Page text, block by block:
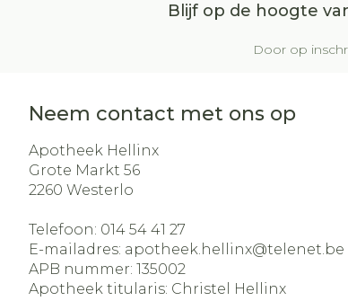
Blijf op de hoogte
Door op
Neem contact met ons op
Apotheek Hellinx
Grote Markt 56
2260 Westerlo
Telefoon: 014 54 41 27
E-mailadres: apotheek.hellinx@telenet.be
APB nummer: 135002
Apotheek titularis: Christel Hellinx